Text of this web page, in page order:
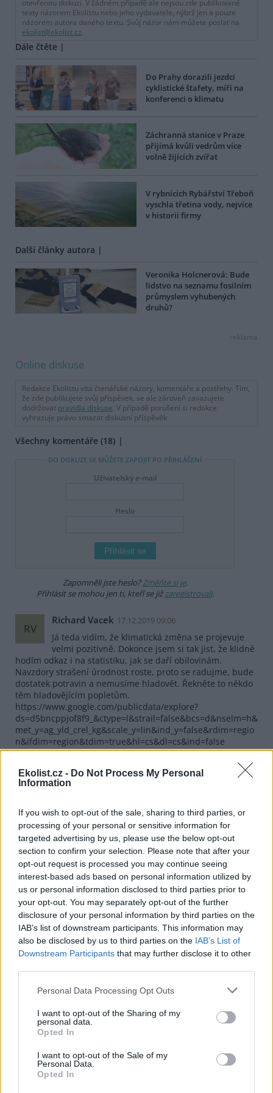
Ekolist.cz - Do Not Process My Personal
Information
If you wish to opt-out of the sale, sharing to third parties, or
processing of your personal or sensitive information for
targeted advertising by us, please use the below opt-out
section to confirm your selection. Please note that after your
opt-out request is processed you may continue seeing
interest-based ads based on personal information utilized by
us or personal information disclosed to third parties prior to
your opt-out. You may separately opt-out of the further
disclosure of your personal information by third parties on the
IAB’s list of downstream participants. This information may
also be disclosed by us to third parties on the IAB’s List of
Downstream Participants that may further disclose it to other
Personal Data Processing Opt Outs
I want to opt-out of the Sharing of my
personal data.
Opted In
I want to opt-out of the Sale of my
Personal Data.
Opted In
otevřenou diskuzi. V žádném případě ale nejsou zde publikované
texty názorem Ekolistu nebo jeho vydavatele, nýbrž jen a pouze
názorem autora daného textu. Svůj názor nám můžete poslat na
ekolist@ekolist.cz.
Dále čtěte |
Do Prahy dorazili jezdci
cyklistické štafety, míří na
konferenci o klimatu
Záchranná stanice v Praze
přijímá kvůli vedrům více
volně žijících zvířat
V rybnících Rybářství Třeboň
vyschla třetina vody, nejvíce
v historii firmy
Další články autora |
Veronika Holcnerová: Bude
lidstvo na seznamu fosilním
průmyslem vyhubených
druhů?
reklama
Online diskuse
Redakce Ekolistu vítá čtenářské názory, komentáře a postřehy. Tím,
že zde publikujete svůj příspěvek, se ale zároveň zavazujete
dodržovat pravidla diskuse. V případě porušení si redakce
vyhrazuje právo smazat diskusní příspěvěk
Všechny komentáře (18)
DO DISKUZE SE MŮŽETE ZAPOJIT PO PŘIHLÁŠENÍ
Uživatelský e-mail
Heslo
Zapomněli jste heslo?Změňte si je.
Přihlásit se mohou jen ti, kteří se jižzaregistrovali.
RV
Richard Vacek 17.12.2019 09:06
Já teda vidím, že klimatická změna se projevuje
velmi pozitivně. Dokonce jsem si tak jist, že klidně
hodím odkaz i na statistiku, jak se daří obilovinám.
Navzdory strašení úrodnost roste, proto se radujme, bude
dostatek potravin a nemusíme hladovět. Řekněte to někdo
těm hladovějícím popletům.
https://www.google.com/publicdata/explore?
ds=d5bncppjof8f9_&ctype=l&strail=false&bcs=d&nselm=h&
met_y=ag_yld_crel_kg&scale_y=lin&ind_y=false&rdim=regio
n&ifdim=region&tdim=true&hl=cs&dl=cs&ind=false
Já teda vidím, že hektarový výnos obilovin se projevuje
velmi negativně. Dokonce jsem si tak jist, že klidně
hodím odkaz i na statistiku, jak se země otepluje.
https://cs.wikipedia.org/wiki/Glob%C3%A1ln%C3%AD_ot
eplov%C3%A1n%C3%AD#/media/Soubor:Global_Temper
ature_Anomaly.svg
Odpovědět
RV Richard Vacek 17.12.2019 10:08
Reaguje na Marek Drápal
No a když dáme obě statistiky dohromady, tak
vidíme, že stoupá jak výnos obilovin, tak teploty.
že potravy bude dostatek (nadbytek).
Odpovědět
va
Reaguje na Richard Vacek
v Austrálii díky vedrům a suchu ,nejen že chcípají